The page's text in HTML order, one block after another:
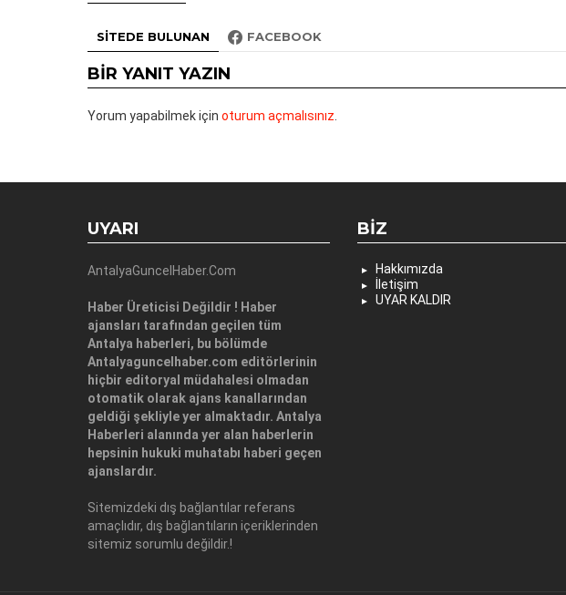
SITEDE BULUNAN FACEBOOK
BIR YANIT YAZIN
Yorum yapabilmek için oturum açmalısınız
UYARI
AntalyaGuncelHaber.Com
Haber Üreticisi Değildir ! Haber
ajansları tarafından geçilen tüm
Antalya haberleri, bu bölümde
Antalyaguncelhaber.com editörlerinin
hiçbir editoryal müdahalesi olmadan
otomatik olarak ajans kanallarından
geldiği şekliyle yer almaktadır. Antalya
Haberleri alanında yer alan haberlerin
hepsinin hukuki muhatabı haberi geçen
ajanslardır.
Sitemizdeki dış bağlantılar referans
amaçlıdır, dış bağlantıların içeriklerinden
sitemiz sorumlu değildir.!
BIZ
Hakkımızda
İletişim
UYAR KALDIR